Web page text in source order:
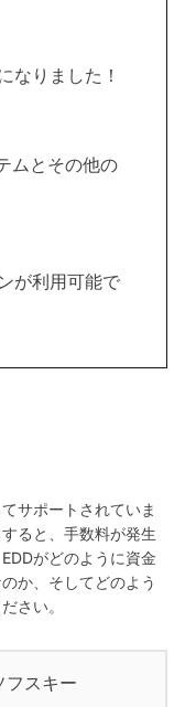
なりました！
ムとその他の
が利用可能で
サポートされていま
ると、手数料が発生
がどのように資金
か、そしてどのよう
さい。
フスキー